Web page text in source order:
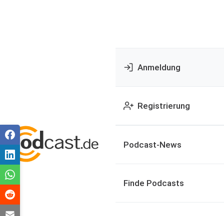
Anmeldung
Registrierung
Podcast-News
Finde Podcasts